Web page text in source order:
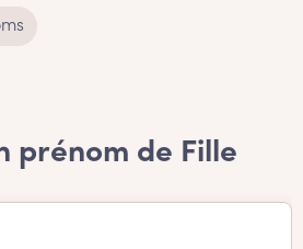
prénom de Fille